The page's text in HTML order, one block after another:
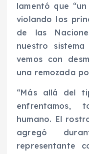
lamentó que
violando los
de las
nuestro
vemos con
una remozada
“Más allá del
enfrentamos,
humano. El
agregó
representante